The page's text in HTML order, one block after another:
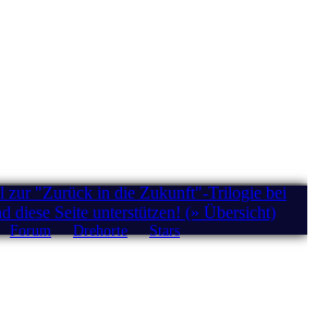
zur "Zurück in die Zukunft"-Trilogie bei
diese Seite unterstützen! (» Übersicht)
Forum Drehorte Stars